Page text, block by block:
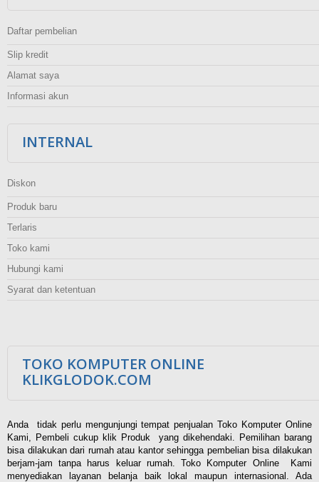
Daftar pembelian
Slip kredit
Alamat saya
Informasi akun
INTERNAL
Diskon
Produk baru
Terlaris
Toko kami
Hubungi kami
Syarat dan ketentuan
TOKO KOMPUTER ONLINE
KLIKGLODOK.COM
Anda tidak perlu mengunjungi tempat penjualan Toko Komputer Online
Kami, Pembeli cukup klik Produk yang dikehendaki. Pemilihan barang
bisa dilakukan dari rumah atau kantor sehingga pembelian bisa dilakukan
berjam-jam tanpa harus keluar rumah. Toko Komputer Online Kami
menyediakan layanan belanja baik lokal maupun internasional. Ada